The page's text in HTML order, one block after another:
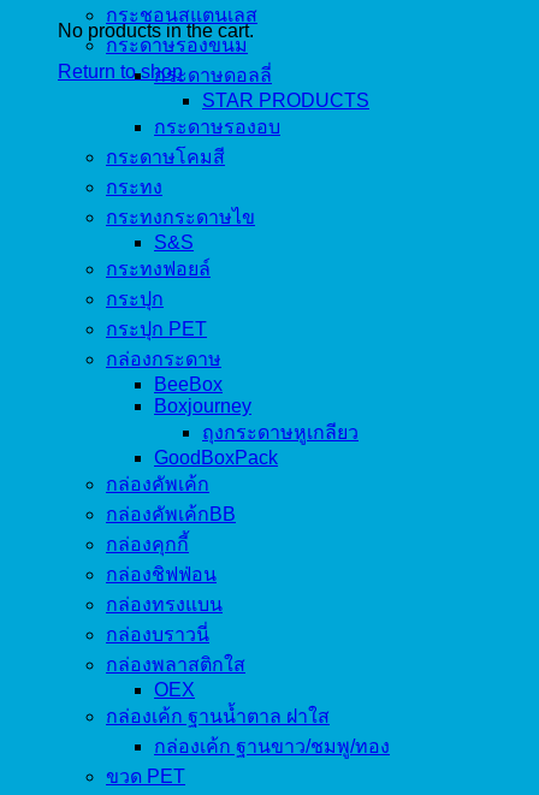
No products in the cart.
Return to shop
กระชอนสแตนเลส
กระดาษรองขนม
กระดาษดอลลี่
STAR PRODUCTS
กระดาษรองอบ
กระดาษโคมสี
กระทง
กระทงกระดาษไข
S&S
กระทงฟอยล์
กระปุก
กระปุก PET
กล่องกระดาษ
BeeBox
Boxjourney
ถุงกระดาษหูเกลียว
GoodBoxPack
กล่องคัพเค้ก
กล่องคัพเค้กBB
กล่องคุกกี้
กล่องชิฟฟ่อน
กล่องทรงแบน
กล่องบราวนี่
กล่องพลาสติกใส
OEX
กล่องเค้ก ฐานน้ำตาล ฝาใส
กล่องเค้ก ฐานขาว/ชมพู/ทอง
ขวด PET